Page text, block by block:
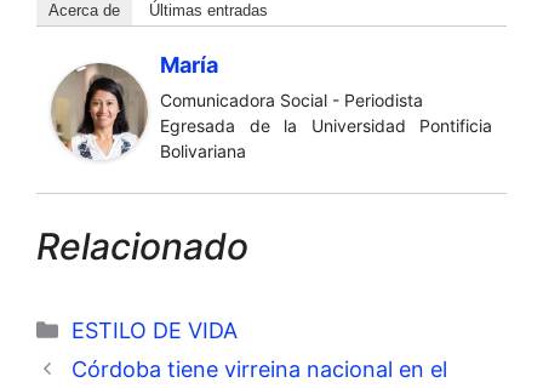
Acerca de Últimas entradas
María
Comunicadora Social - Periodista
Egresada de la Universidad Pontificia
Bolivariana
Relacionado
Categorías
ESTILO DE VIDA
Córdoba tiene virreina nacional en el